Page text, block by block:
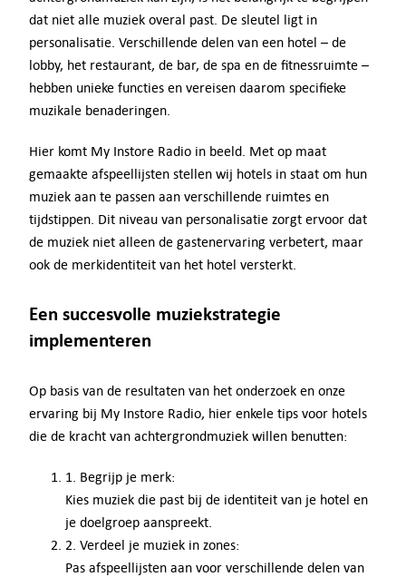
dat niet alle muziek overal past. De sleutel ligt in
personalisatie. Verschillende delen van een hotel – de
lobby, het restaurant, de bar, de spa en de fitnessruimte –
hebben unieke functies en vereisen daarom specifieke
muzikale benaderingen.
Hier komt My Instore Radio in beeld. Met op maat
gemaakte afspeellijsten stellen wij hotels in staat om hun
muziek aan te passen aan verschillende ruimtes en
tijdstippen. Dit niveau van personalisatie zorgt ervoor dat
de muziek niet alleen de gastenervaring verbetert, maar
ook de merkidentiteit van het hotel versterkt.
Een succesvolle muziekstrategie
implementeren
Op basis van de resultaten van het onderzoek en onze
ervaring bij My Instore Radio, hier enkele tips voor hotels
die de kracht van achtergrondmuziek willen benutten:
1. Begrijp je merk:
Kies muziek die past bij de identiteit van je hotel en
je doelgroep aanspreekt.
2. Verdeel je muziek in zones:
Pas afspeellijsten aan voor verschillende delen van